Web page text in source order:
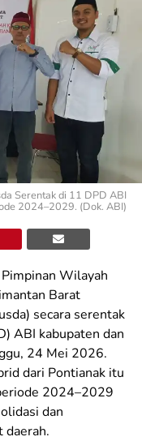
Serentak di 11 DPD ABI
2024–2029. (Dok. ABI)
Wilayah
Barat
secara serentak
ABI kabupaten dan
24 Mei 2026.
dari Pontianak itu
2024–2029
dan
daerah.